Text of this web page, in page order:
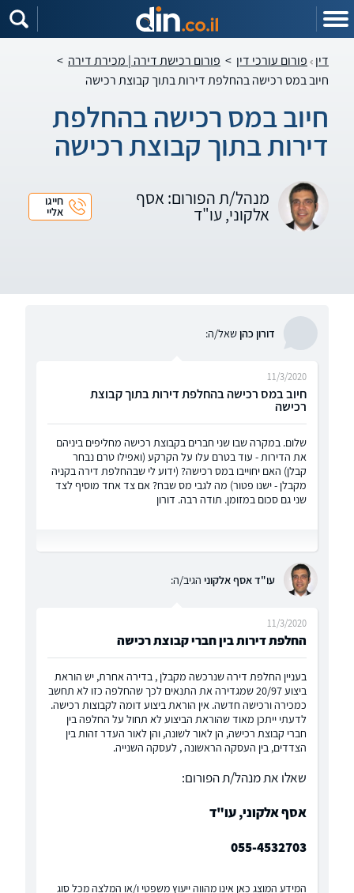
דין פורום עורכי דין > פורום רכישת דירה | מכירת דירה >
חיוב במס רכישה בהחלפת דירות בתוך קבוצת רכישה
חיוב במס רכישה בהחלפת
דירות בתוך קבוצת רכישה
מנהל/ת הפורום: אסף
אלקוני, עו"ד
חייגו
אליי
דורון כהןשאל/ה:
חיוב במס רכישה בהחלפת דירות בתוך קבוצת
רכישה
11/3/2020
שלום. במקרה שבו שני חברים בקבוצת רכישה מחליפים ביניהם
את הדירות - עוד בטרם עלו על הקרקע (ואפילו טרם נבחר
קבלן) האם יחוייבו במס רכישה? (ידוע לי שבהחלפת דירה בקניה
מקבלן - ישנו פטור) מה לגבי מס שבח? אם צד אחד מוסיף לצד
שני גם סכום במזומן. תודה רבה. דורון
עו"ד אסף אלקוני הגיב/ה:
החלפת דירות בין חברי קבוצת רכישה
11/3/2020
בעניין החלפת דירה שנרכשה מקבלן , בדירה אחרת, יש הוראת
ביצוע 20/97 שמגדירה את התנאים לכך שהחלפה כזו לא תחשב
כמכירה ורכישה חדשה. אין הוראת ביצוע דומה לקבוצות רכישה.
לדעתי ייתכן מאוד שהוראת הביצוע לא תחול על החלפה בין
חברי קבוצת רכישה, הן לאור לשונה, והן לאור העדר זהות בין
הצדדים, בין העסקה הראשונה , לעסקה השנייה.
שאלו את מנהל/ת הפורום:
אסף אלקוני, עו"ד
055-4532703
המידע המוצג כאן אינו מהווה ייעוץ משפטי ו/או המלצה מכל סוג